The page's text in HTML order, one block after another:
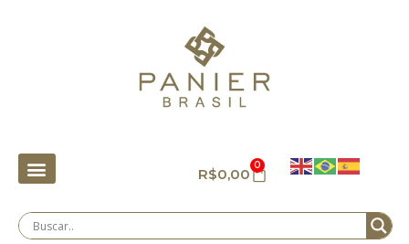
R$0,00 0